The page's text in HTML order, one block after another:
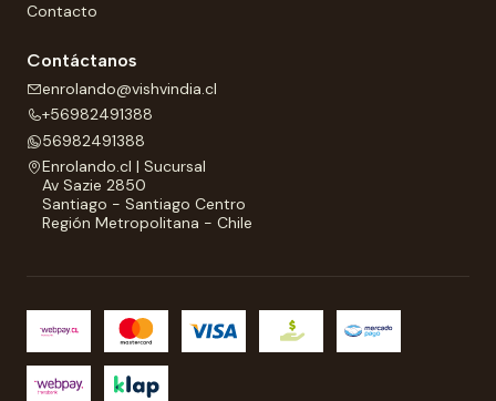
Contacto
Contáctanos
enrolando@vishvindia.cl
+56982491388
56982491388
Enrolando.cl | Sucursal
Av Sazie 2850
Santiago - Santiago Centro
Región Metropolitana - Chile